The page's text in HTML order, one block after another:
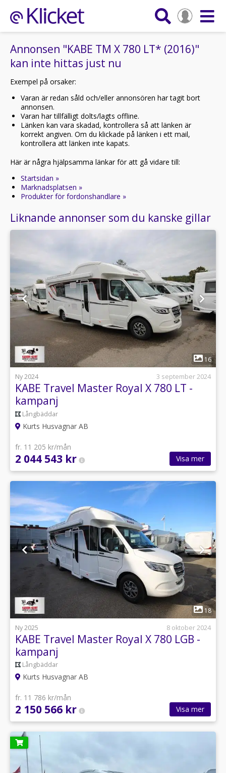
Annonsen "KABE TM X 780 LT* (2016)"
kan inte hittas just nu
Exempel på orsaker:
Varan är redan såld och/eller annonsören har tagit bort
annonsen.
Varan har tillfälligt dolts/lagts offline.
Länken kan vara skadad, kontrollera så att länken är
korrekt angiven. Om du klickade på länken i ett mail,
kontrollera att länken inte kapats.
Här är några hjälpsamma länkar för att gå vidare till:
Startsidan »
Marknadsplatsen »
Produkter för fordonshandlare »
Liknande annonser som du kanske gillar
1
16
Ny 2024
3 september 2024
KABE Travel Master Royal X 780 LT -
kampanj
Långbäddar
Kurts Husvagnar AB
fr. 11 205 kr/mån
2 044 543 kr Visa mer
1
18
Ny 2025
8 oktober 2024
KABE Travel Master Royal X 780 LGB -
kampanj
Långbäddar
Kurts Husvagnar AB
fr. 11 786 kr/mån
2 150 566 kr Visa mer